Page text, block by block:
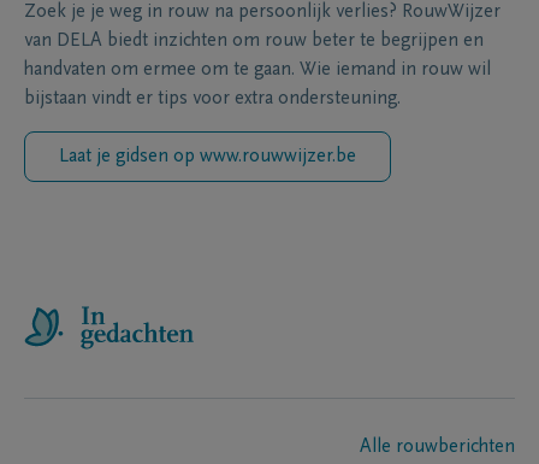
Zoek je je weg in rouw na persoonlijk verlies? RouwWijzer
van DELA biedt inzichten om rouw beter te begrijpen en
handvaten om ermee om te gaan. Wie iemand in rouw wil
bijstaan vindt er tips voor extra ondersteuning.
Laat je gidsen op www.rouwwijzer.be
Alle rouwberichten